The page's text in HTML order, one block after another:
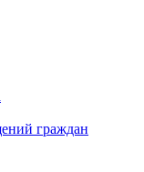
граждан